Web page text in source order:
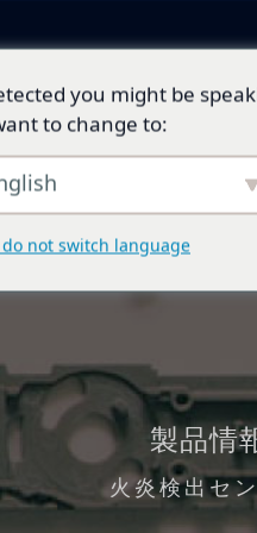
製品とソリューショ
ン
製品情
火炎検出セ
you might be
to change to:
do not switch language